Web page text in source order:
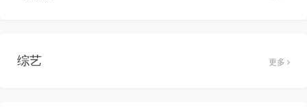
综艺 更多